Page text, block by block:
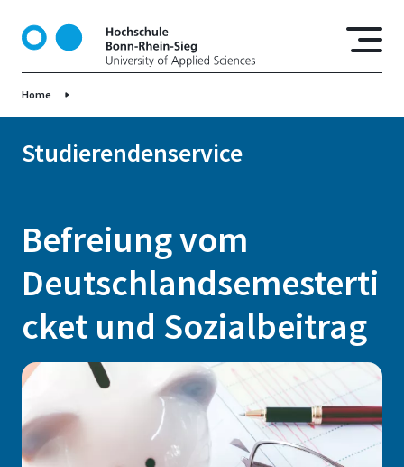
t
Home
Studierendenservice
Befreiung vom
Deutschlandsemesterti
cket und Sozialbeitrag